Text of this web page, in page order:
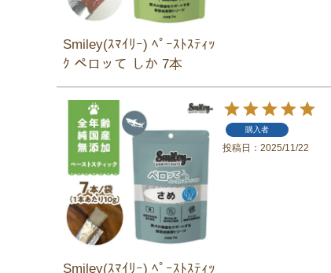
Smiley(ｽﾏｲﾘｰ) ﾍﾟｰｽﾄｽﾃｨｯ
ｸ ペロッて しか 7本
Smiley(ｽﾏｲﾘｰ) ﾍﾟｰｽﾄｽﾃｨｯ
購入者
投稿日 2025/11/22